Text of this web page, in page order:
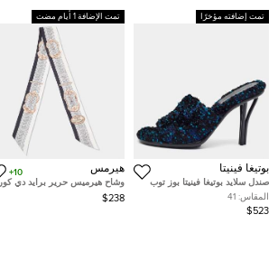
تمت إضافته مؤخرًا
بوتيغا فينيتا
صندل سلايد بوتيغا فينيتا بوز توب
ملون تويد مقاس 41
المقاس: 41
$523
تمت الإضافة 1 أيام مضت
هيرمس
10+
وشاح هيرميس حرير برايد دي كور
متعدد الألوان
$238